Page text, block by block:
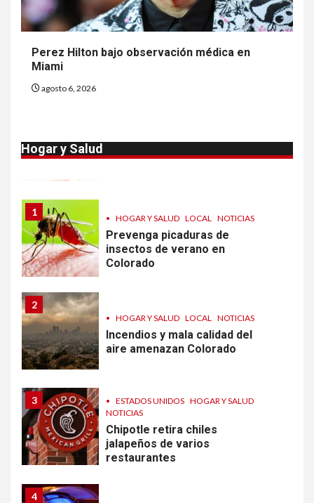
Perez Hilton bajo observación médica en
Miami
agosto 6, 2026
Hogar y Salud
9 • ESTADOS UNIDOS
HOGAR Y SALUD
NOTICIAS
Van 4,100 casos confirmados
por parásito que causa
Sigue investigación sobre
Taylor Farms por lechuga
1
• HOGAR Y SALUD LOCAL NOTICIAS
Prevenga picaduras de
insectos de verano en
Colorado
2
• HOGAR Y SALUD LOCAL NOTICIAS
Incendios y mala calidad del
aire amenazan Colorado
3 • ESTADOS UNIDOS HOGAR Y SALUD
NOTICIAS
Chipotle retira chiles
jalapeños de varios
restaurantes
4